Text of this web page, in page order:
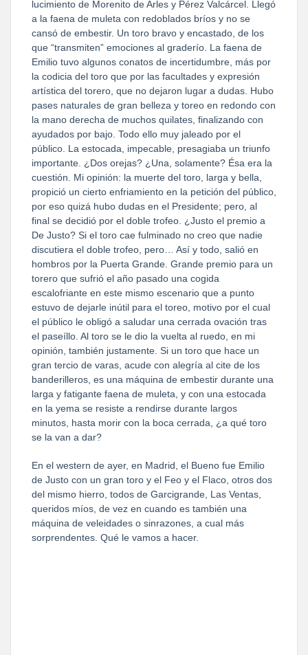
lucimiento de Morenito de Arles y Pérez Valcárcel. Llegó
a la faena de muleta con redoblados bríos y no se
cansó de embestir. Un toro bravo y encastado, de los
que “transmiten” emociones al graderío. La faena de
Emilio tuvo algunos conatos de incertidumbre, más por
la codicia del toro que por las facultades y expresión
artística del torero, que no dejaron lugar a dudas. Hubo
pases naturales de gran belleza y toreo en redondo con
la mano derecha de muchos quilates, finalizando con
ayudados por bajo. Todo ello muy jaleado por el
público. La estocada, impecable, presagiaba un triunfo
importante. ¿Dos orejas? ¿Una, solamente? Ésa era la
cuestión. Mi opinión: la muerte del toro, larga y bella,
propició un cierto enfriamiento en la petición del público,
por eso quizá hubo dudas en el Presidente; pero, al
final se decidió por el doble trofeo. ¿Justo el premio a
De Justo? Si el toro cae fulminado no creo que nadie
discutiera el doble trofeo, pero… Así y todo, salió en
hombros por la Puerta Grande. Grande premio para un
torero que sufrió el año pasado una cogida
escalofriante en este mismo escenario que a punto
estuvo de dejarle inútil para el toreo, motivo por el cual
el público le obligó a saludar una cerrada ovación tras
el paseíllo. Al toro se le dio la vuelta al ruedo, en mi
opinión, también justamente. Si un toro que hace un
gran tercio de varas, acude con alegría al cite de los
banderilleros, es una máquina de embestir durante una
larga y fatigante faena de muleta, y con una estocada
en la yema se resiste a rendirse durante largos
minutos, hasta morir con la boca cerrada, ¿a qué toro
se la van a dar?
En el western de ayer, en Madrid, el Bueno fue Emilio
de Justo con un gran toro y el Feo y el Flaco, otros dos
del mismo hierro, todos de Garcigrande, Las Ventas,
queridos míos, de vez en cuando es también una
máquina de veleidades o sinrazones, a cual más
sorprendentes. Qué le vamos a hacer.